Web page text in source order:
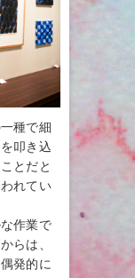
種で細
叩き込
とだと
れてい
作業で
らは、
発的に